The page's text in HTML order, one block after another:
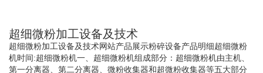
超细微粉加工设备及技术
超细微粉加工设备及技术网站产品展示粉碎设备产品明细超细微粉
机时间:超细微粉机一、超细微粉机组成部分：超细微粉机由主机、
第一分离器、第二分离器、微粉收集器和超微粉收集器等五大部分